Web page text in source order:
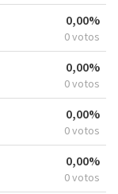
0,00%
0 votos
0,00%
0 votos
0,00%
0 votos
0,00%
0 votos